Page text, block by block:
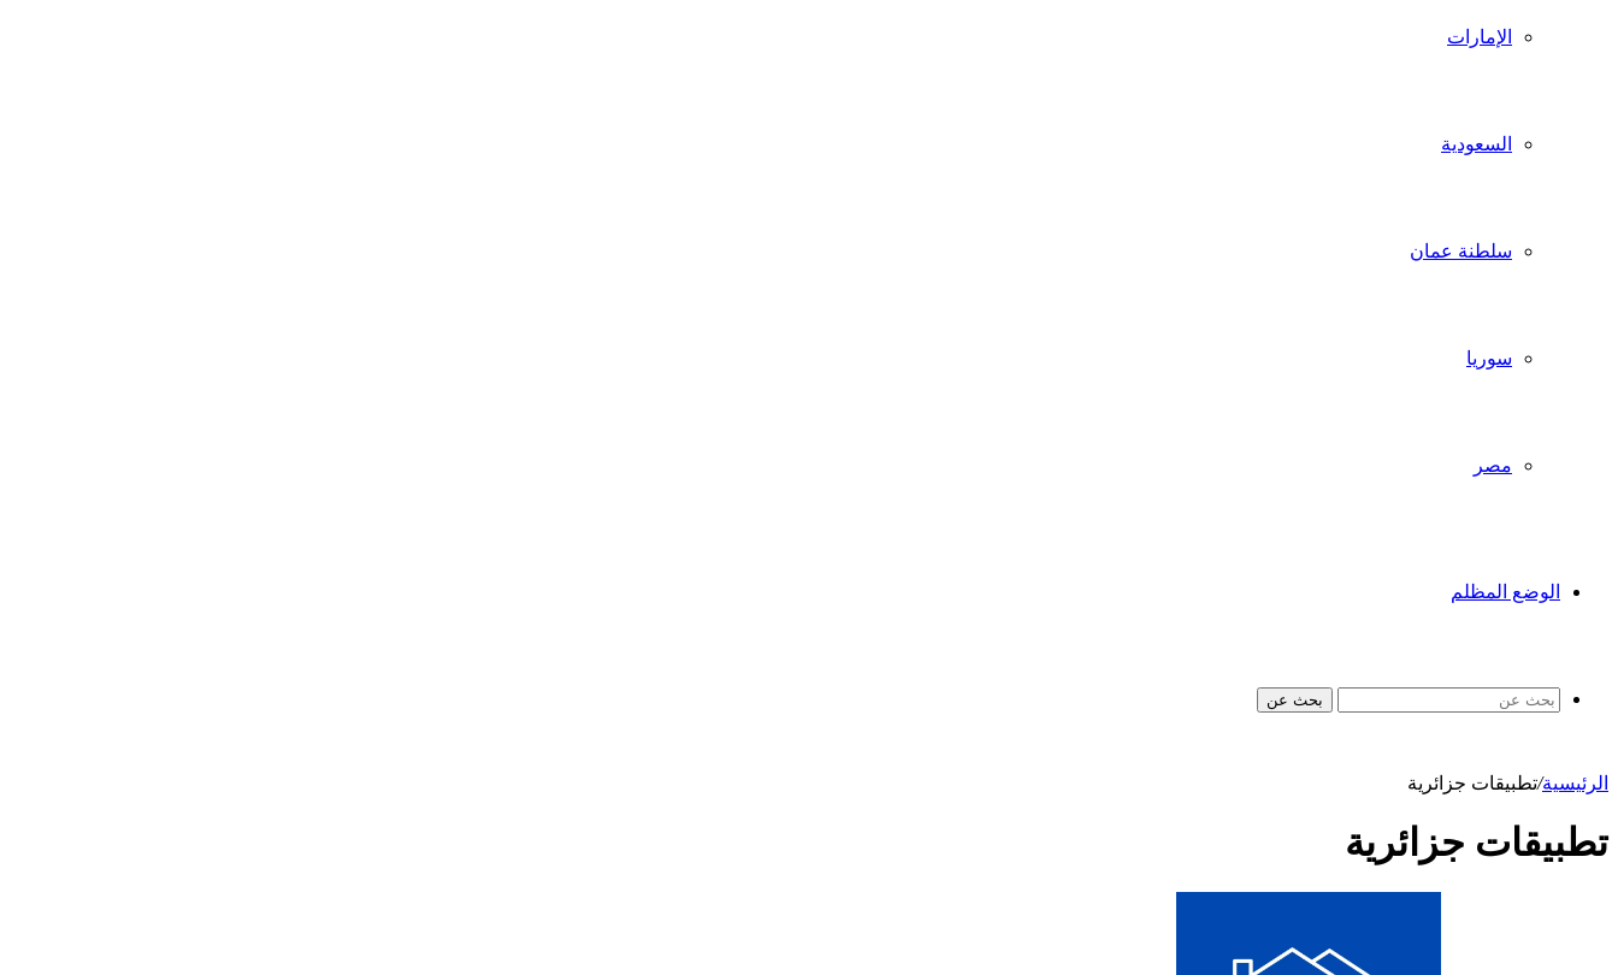
الإمارات
السعودية
سلطنة عمان
سوريا
مصر
الوضع المظلم
بحث عن
الرئيسية/تطبيقات جزائرية
تطبيقات جزائرية